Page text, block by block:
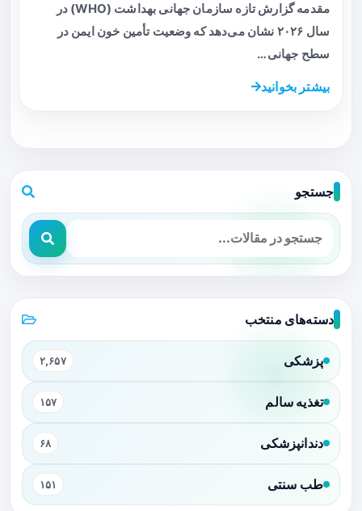
مقدمه گزارش تازه سازمان جهانی بهداشت (WHO) در
سال ۲۰۲۶ نشان می‌دهد که وضعیت تأمین خون ایمن در
سطح جهانی…
بیشتر بخوانید
جستجو
دسته‌های منتخب
پزشکی ۲,۶۵۷
تغذیه سالم ۱۵۷
دندانپزشکی ۶۸
طب سنتی ۱۵۱